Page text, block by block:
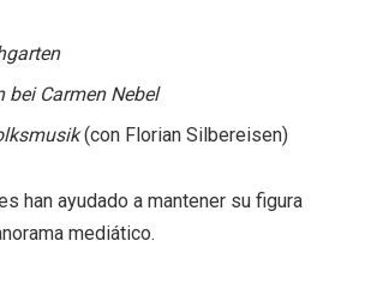
bei Carmen Nebel
(con Florian Silbereisen)
han ayudado a mantener su figura
mediático.